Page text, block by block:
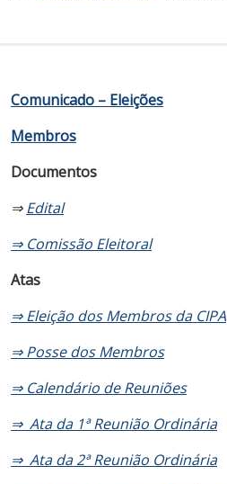
Comunicado – Eleições
Membros
Documentos
⇒Edital
⇒ Comissão Eleitoral
Atas
⇒ Eleição dos Membros da CIPA
⇒ Posse dos Membros
⇒ Calendário de Reuniões
⇒ Ata da 1ª Reunião Ordinária
⇒ Ata da 2ª Reunião Ordinária